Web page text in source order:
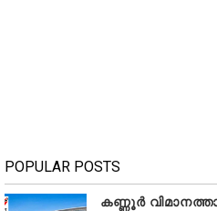
POPULAR POSTS
കണ്ണൂർ